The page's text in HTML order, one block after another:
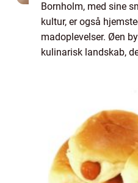
Bornholm, med sine
kultur, er også
madoplevelser. Øen
kulinarisk landskab,